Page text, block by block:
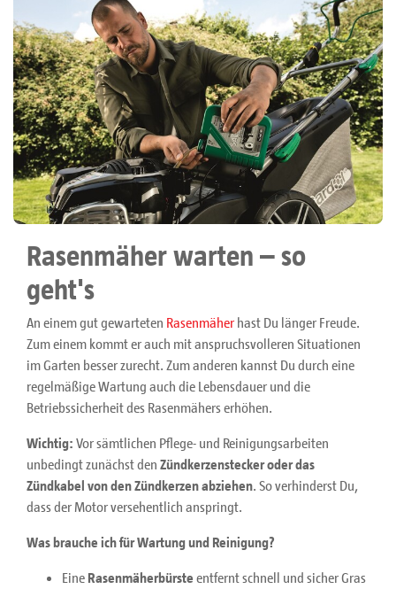
Rasenmäher warten – so
geht's
An einem gut gewarteten Rasenmäher hast Du länger Freude.
Zum einem kommt er auch mit anspruchsvolleren Situationen
im Garten besser zurecht. Zum anderen kannst Du durch eine
regelmäßige Wartung auch die Lebensdauer und die
Betriebssicherheit des Rasenmähers erhöhen.
Wichtig: Vor sämtlichen Pflege- und Reinigungsarbeiten
unbedingt zunächst den Zündkerzenstecker oder das
Zündkabel von den Zündkerzen abziehen. So verhinderst Du,
dass der Motor versehentlich anspringt.
Was brauche ich für Wartung und Reinigung?
Eine Rasenmäherbürste entfernt schnell und sicher Gras